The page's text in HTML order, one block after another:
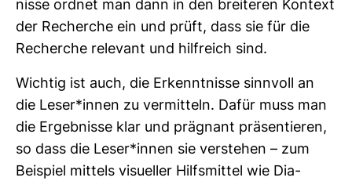
nisse ordnet man dann in den brei­teren Kon­text
der Recherche ein und prüft, dass sie für die
Recherche rele­vant und hilf­reich sind.
Wichtig ist auch, die Erkennt­nisse sinn­voll an
die Leser*innen zu ver­mit­teln. Dafür muss man
die Ergeb­nisse klar und prä­gnant prä­sen­tieren,
so dass die Leser*innen sie ver­stehen – zum
Bei­spiel mit­tels visu­eller Hilfs­mittel wie Dia­